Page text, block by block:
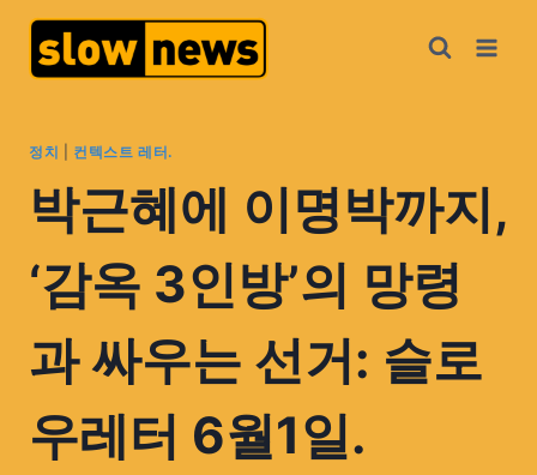
정치 컨텍스트 레터.
박근혜에 이명박까지,
‘감옥 3인방’의 망령
과 싸우는 선거: 슬로
우레터 6월1일.